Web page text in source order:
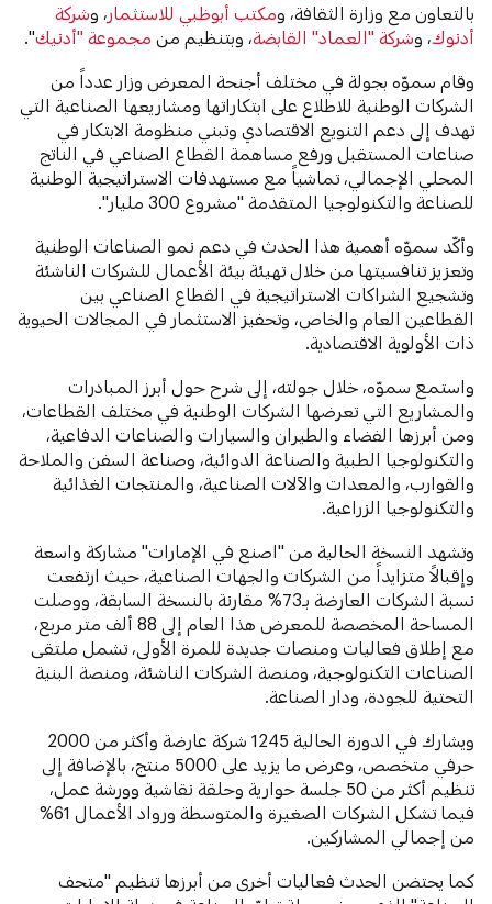
بالتعاون مع وزارة الثقافة، ومكتب أبوظبي للاستثمار، وشركة
أدنوك، وشركة "العماد" القابضة، وبتنظيم من مجموعة "أدنيك".
وقام سموّه بجولة في مختلف أجنحة المعرض وزار عدداً من
الشركات الوطنية للاطلاع على ابتكاراتها ومشاريعها الصناعية التي
تهدف إلى دعم التنويع الاقتصادي وتبني منظومة الابتكار في
صناعات المستقبل ورفع مساهمة القطاع الصناعي في الناتج
المحلي الإجمالي، تماشياً مع مستهدفات الاستراتيجية الوطنية
للصناعة والتكنولوجيا المتقدمة "مشروع 300 مليار".
وأكّد سموّه أهمية هذا الحدث في دعم نمو الصناعات الوطنية
وتعزيز تنافسيتها من خلال تهيئة بيئة الأعمال للشركات الناشئة
وتشجيع الشراكات الاستراتيجية في القطاع الصناعي بين
القطاعين العام والخاص، وتحفيز الاستثمار في المجالات الحيوية
ذات الأولوية الاقتصادية.
واستمع سموّه، خلال جولته، إلى شرح حول أبرز المبادرات
والمشاريع التي تعرضها الشركات الوطنية في مختلف القطاعات،
ومن أبرزها الفضاء والطيران والسيارات والصناعات الدفاعية،
والتكنولوجيا الطبية والصناعة الدوائية، وصناعة السفن والملاحة
والقوارب، والمعدات والآلات الصناعية، والمنتجات الغذائية
والتكنولوجيا الزراعية.
وتشهد النسخة الحالية من "اصنع في الإمارات" مشاركة واسعة
وإقبالاً متزايداً من الشركات والجهات الصناعية، حيث ارتفعت
نسبة الشركات العارضة بـ73% مقارنة بالنسخة السابقة، ووصلت
المساحة المخصصة للمعرض هذا العام إلى 88 ألف متر مربع،
مع إطلاق فعاليات ومنصات جديدة للمرة الأولى، تشمل ملتقى
الصناعات التكنولوجية، ومنصة الشركات الناشئة، ومنصة البنية
التحتية للجودة، ودار الصناعة.
ويشارك في الدورة الحالية 1245 شركة عارضة وأكثر من 2000
حرفي متخصص، وعرض ما يزيد على 5000 منتج، بالإضافة إلى
تنظيم أكثر من 50 جلسة حوارية وحلقة نقاشية وورشة عمل،
فيما تشكل الشركات الصغيرة والمتوسطة ورواد الأعمال 61%
من إجمالي المشاركين.
كما يحتضن الحدث فعاليات أخرى من أبرزها تنظيم "متحف